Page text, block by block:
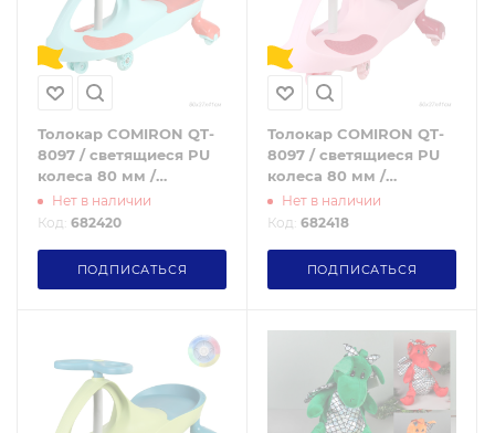
Толокар COMIRON QT-
8097 / светящиеся PU
колеса 80 мм /
Бирюзовый / уп5
Нет в наличии
Код: 682420
ПОДПИСАТЬСЯ
Толокар COMIRON QT-
8097 / светящиеся PU
колеса 80 мм /
Розовый / уп5
Нет в наличии
Код: 682418
ПОДПИСАТЬСЯ